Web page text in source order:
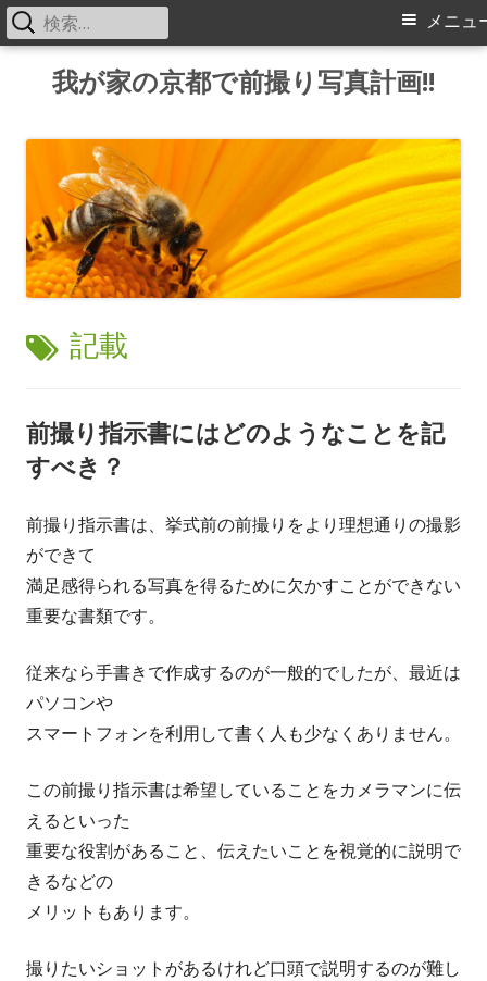
我が家の京都で前撮り写真計画!!
メ
メニュ
検
索:
タ
記載
前撮り指示書にはどのようなことを記
すべき？
前撮り指示書は、挙式前の前撮りをより理想通りの撮影
ができて
満足感得られる写真を得るために欠かすことができない
重要な書類です。
従来なら手書きで作成するのが一般的でしたが、最近は
パソコンや
スマートフォンを利用して書く人も少なくありません。
この前撮り指示書は希望していることをカメラマンに伝
えるといった
重要な役割があること、伝えたいことを視覚的に説明で
きるなどの
メリットもあります。
撮りたいショットがあるけれど口頭で説明するのが難し